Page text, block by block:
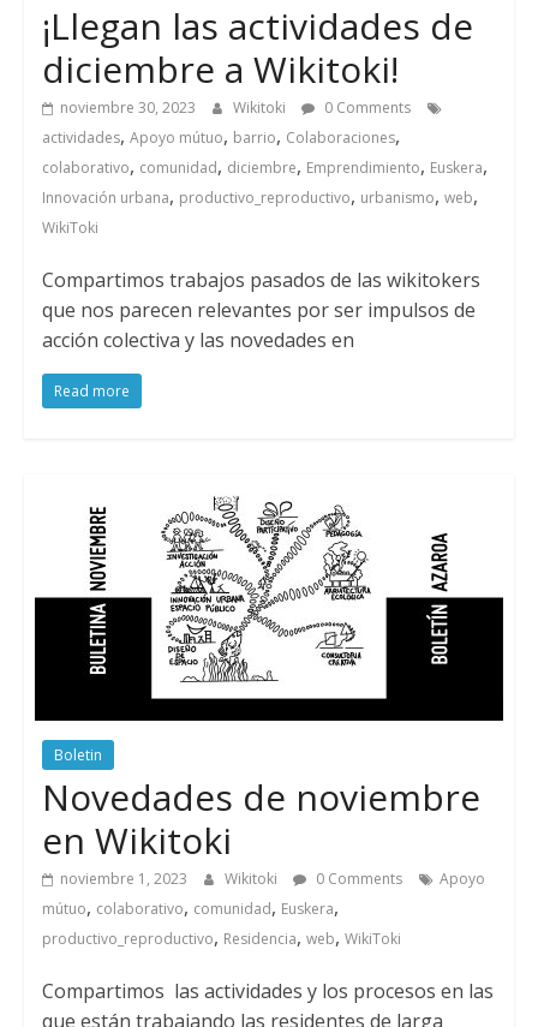
¡Llegan las actividades de
diciembre a Wikitoki!
noviembre 30, 2023 Wikitoki
0 Comments
actividades, Apoyo mútuo, barrio, Colaboraciones,
colaborativo, comunidad, diciembre, Emprendimiento, Euskera,
Innovación urbana, productivo_reproductivo, urbanismo, web,
WikiToki
Compartimos trabajos pasados de las wikitokers
que nos parecen relevantes por ser impulsos de
acción colectiva y las novedades en
Read more
Boletin
Novedades de noviembre
en Wikitoki
noviembre 1, 2023 Wikitoki 0 Comments
Apoyo
mútuo, colaborativo, comunidad, Euskera,
productivo_reproductivo, Residencia, web, WikiToki
Compartimos las actividades y los procesos en las
que están trabajando las residentes de larga